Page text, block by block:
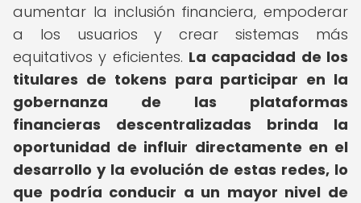
aumentar la inclusión financiera, empoderar
a los usuarios y crear sistemas más
equitativos y eficientes. La capacidad de los
titulares de tokens para participar en la
gobernanza de las plataformas
financieras descentralizadas brinda la
oportunidad de influir directamente en el
desarrollo y la evolución de estas redes, lo
que podría conducir a un mayor nivel de